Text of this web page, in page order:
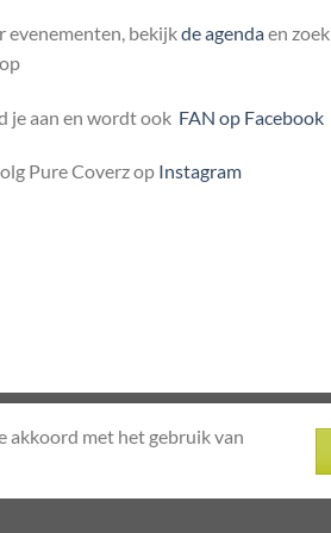
evenementen, bekijkde agendaen zoek
je aan en wordt ook FAN op Facebook
Pure Coverz op Instagram
Herroepingsverzoek indienen
akkoord met het gebruik van